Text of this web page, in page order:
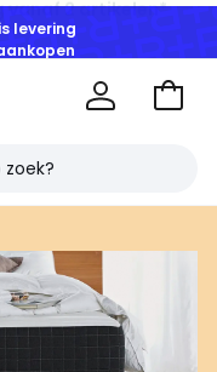
levering
Naar